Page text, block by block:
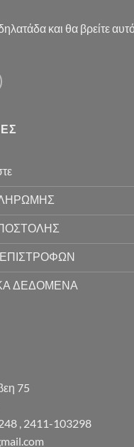
και θα βρείτε
ΕΠΙΣΤΡΟΦΩΝ
ΔΕΔΟΜΕΝΑ
75
, 2411-103298